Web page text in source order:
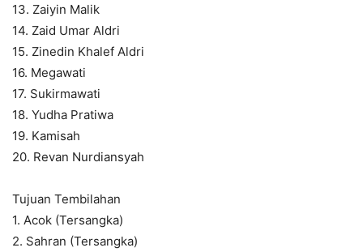
13. Zaiyin Malik
14. Zaid Umar Aldri
15. Zinedin Khalef Aldri
16. Megawati
17. Sukirmawati
18. Yudha Pratiwa
19. Kamisah
20. Revan Nurdiansyah
Tujuan Tembilahan
1. Acok (Tersangka)
2. Sahran (Tersangka)